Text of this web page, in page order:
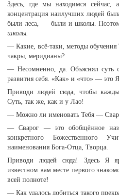
Здесь, где мы находимся сейчас,
концентрация наилучших людей
были леса, — были и школы.
школы.
— Какие, всё-таки, методы обучения
чакры, меридианы?
— Несомненно, да. Объяснял суть
развития себя. «Как» и «что» — это
Приводи людей сюда, чтобы
Суть, так же, как и у Лао!
— Можно ли именовать Тебя —
— Сварог — это обобщённое
конкретного Божественного
наименования Бога-Отца, Творца.
Приводи людей сюда! Здесь Я
известном вам месте первого
всей полноте!
— Как удалось добиться такого